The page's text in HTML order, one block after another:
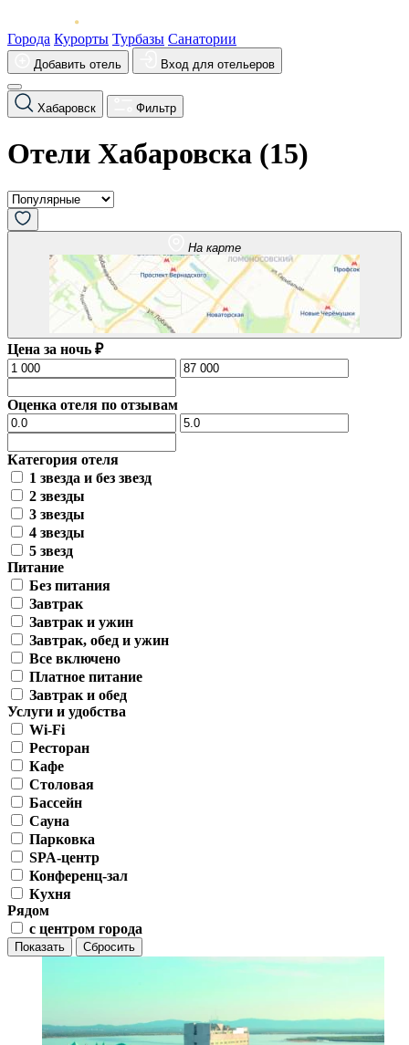
Города Курорты Турбазы Санатории
Добавить отель Вход для отельеров
Хабаровск Фильтр
Отели Хабаровска (15)
На карте
Цена за ночь ₽
Оценка отеля по отзывам
Категория отеля
1 звезда и без звезд
2 звезды
3 звезды
4 звезды
5 звезд
Питание
Без питания
Завтрак
Завтрак и ужин
Завтрак, обед и ужин
Все включено
Платное питание
Завтрак и обед
Услуги и удобства
Wi-Fi
Ресторан
Кафе
Столовая
Бассейн
Сауна
Парковка
SPA-центр
Конференц-зал
Кухня
Рядом
с центром города
Показать Сбросить